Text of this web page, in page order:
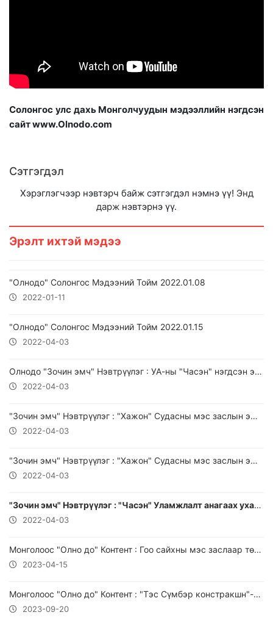
Солонгос улс дахь Монголчуудын мэдээллийн нэгдсэн
сайт www.Olnodo.com
Сэтгэгдэл
Хэрэглэгчээр нэвтэрч байж сэтгэгдэл нэмнэ үү! Энд
дарж нэвтэрнэ үү.
Эрэлт ихтэй мэдээ
"Олнодо" Солонгос Мэдээний Тойм 2022.01.08
2022-01-11
"Олнодо" Солонгос Мэдээний Тойм 2022.01.15
2022-04-03
Олнодо "Зочин эмч" Нэвтрүүлэг : УА-ны "Часэн" нэгдсэн эмнэлэг 2022.01.14
2022-04-03
"Зочин эмч" Нэвтрүүлэг : "Хажон" Судасны мэс заслын эмнэлгийн "На Чан Хёнь" эмч 2022.02.14
2022-04-03
"Зочин эмч" Нэвтрүүлэг : "Хажон" Судасны мэс заслын эмнэлгийн "На Чан Хёнь" эмч 2022.03.04
2022-04-03
"Зочин эмч" Нэвтрүүлэг : "Часэн" Уламжлалт анагаах ухааны нэгдсэн эмнэлгийн "Раймунд Ройэр" эмч 2022.03.04
2022-04-03
Монголоос "Олно до" Контент : Гоо сайхны мэс заслаар төрөлжсөн нарийн мэргэжлийн "SM" Эмнэлгийг онцлон танилцуулж байна.
2023-04-15
Монголоос "Олно до" Контент : "Тэс Сүмбэр констракшн"-ийн хэрэгжүүлж буй "𝐊𝐡𝐮𝐥𝐞𝐠𝐭 𝐕𝐢𝐥𝐥𝐚𝐠𝐞" Төслийг танилцуулж байна.
2023-09-20